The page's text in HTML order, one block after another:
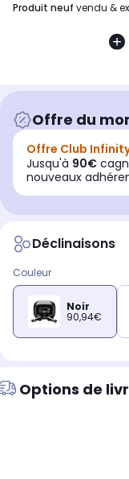
produit neuf vendu &
Offre du
Offre Club
Jusqu'à 90€
nouveaux
Déclinaisons
Couleur
Noir
90,94€
Options de